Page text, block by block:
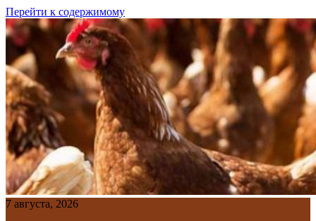
Перейти к содержимому
7 августа, 2026